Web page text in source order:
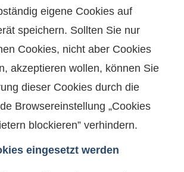
eigene Cookies auf
speichern. Sollten Sie nur
Cookies, nicht aber Cookies
akzeptieren wollen, können Sie
dieser Cookies durch die
Browsereinstellung „Cookies
blockieren” verhindern.
eingesetzt werden